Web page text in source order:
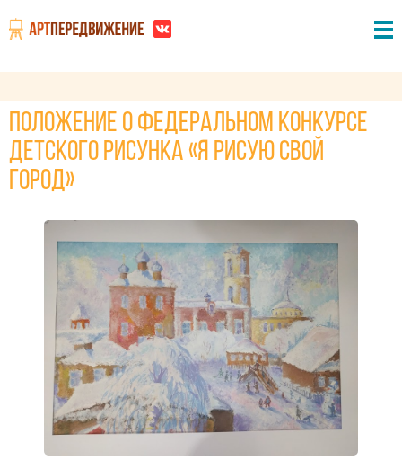
ПОЛОЖЕНИЕ о федеральном конкурсе
детского рисунка «Я рисую свой
город»